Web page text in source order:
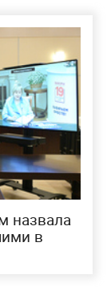
назвала
в